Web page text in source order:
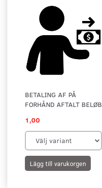
BETALING AF PÅ
FORHÅND AFTALT BELØB
1,00
Lägg till varukorgen